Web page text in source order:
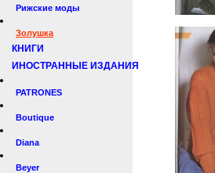
Рижские моды
Золушка
КНИГИ
ИНОСТРАННЫЕ ИЗДАНИЯ
PATRONES
Boutique
Diana
Beyer